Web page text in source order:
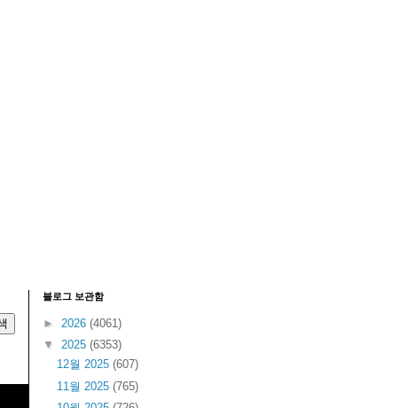
블로그 보관함
► 2026 (4061)
▼ 2025 (6353)
12월 2025 (607)
11월 2025 (765)